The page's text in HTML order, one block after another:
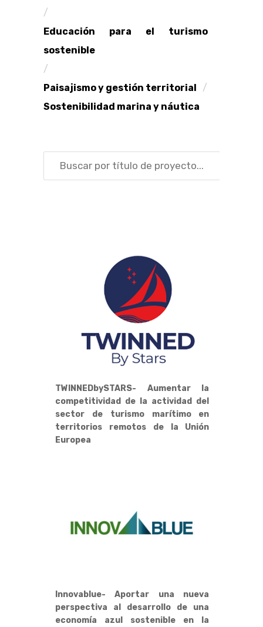
Educación para el turismo
sostenible
Paisajismo y gestión territorial
Sostenibilidad marina y náutica
TWINNEDbySTARS- Aumentar la
competitividad de la actividad del
sector de turismo marítimo en
territorios remotos de la Unión
Europea
Innovablue- Aportar una nueva
perspectiva al desarrollo de una
economía azul sostenible en la